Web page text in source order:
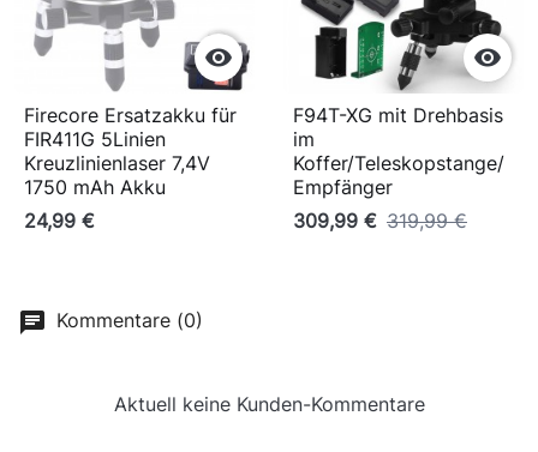

Firecore Ersatzakku für
FIR411G 5Linien
Kreuzlinienlaser 7,4V
1750 mAh Akku
24,99 €

F94T-XG mit Drehbasis
im
Koffer/Teleskopstange/
Empfänger
309,99 € 319,99 €
Kommentare (0)
Aktuell keine Kunden-Kommentare